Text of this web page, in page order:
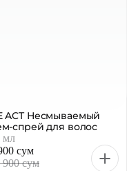
ACT Несмываемый
спрей для волос
мл
сум
900 сум